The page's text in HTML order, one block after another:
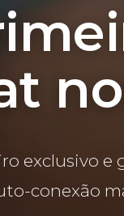
exclusivo
conexão